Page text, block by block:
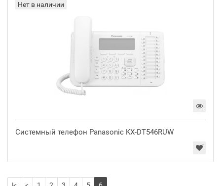
Нет в наличии
Системный телефон Panasonic KX-DT546RUW